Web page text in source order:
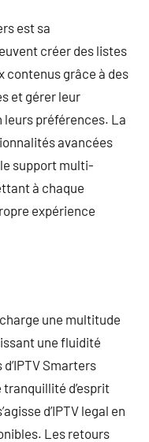
est sa
créer des listes
contenus grâce à des
et gérer leur
leurs préférences. La
avancées
support multi-
à chaque
expérience
une multitude
une fluidité
Smarters
d’esprit
d’IPTV legal en
Les retours